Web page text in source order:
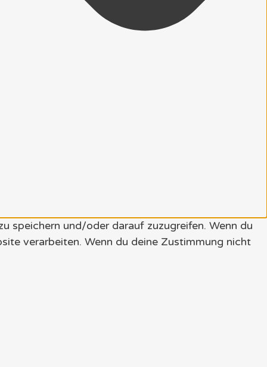
speichern und/oder darauf zuzugreifen. Wenn du
verarbeiten. Wenn du deine Zustimmung nicht